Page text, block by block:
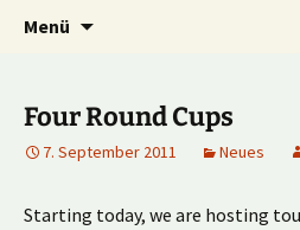
Kick it out!
Multiplayer Football
Menü
Four Round Cups
7. September 2011 Neues
Starting today, we are hosting